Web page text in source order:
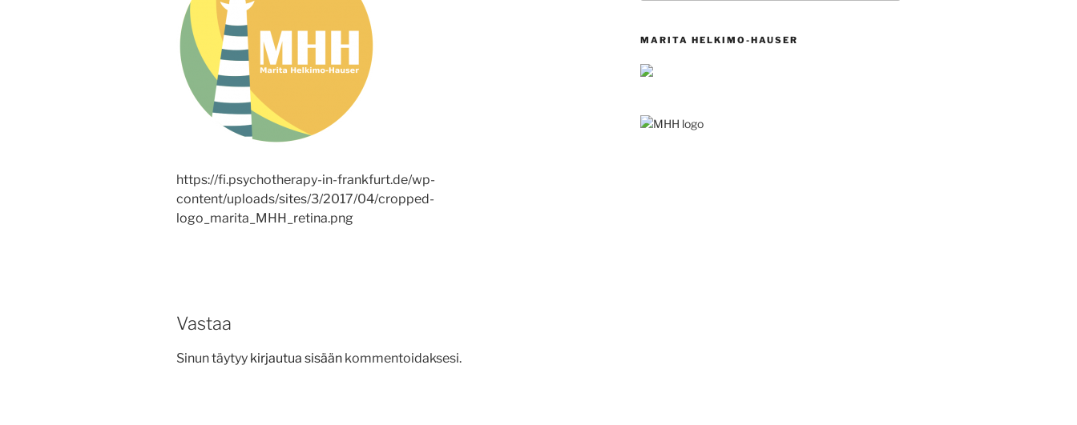
https://fi.psychotherapy-in-frankfurt.de/wp-
content/uploads/sites/3/2017/04/cropped-
logo_marita_MHH_retina.png
Vastaa
Sinun täytyy kirjautua sisään kommentoidaksesi.
MARITA HELKIMO-HAUSER